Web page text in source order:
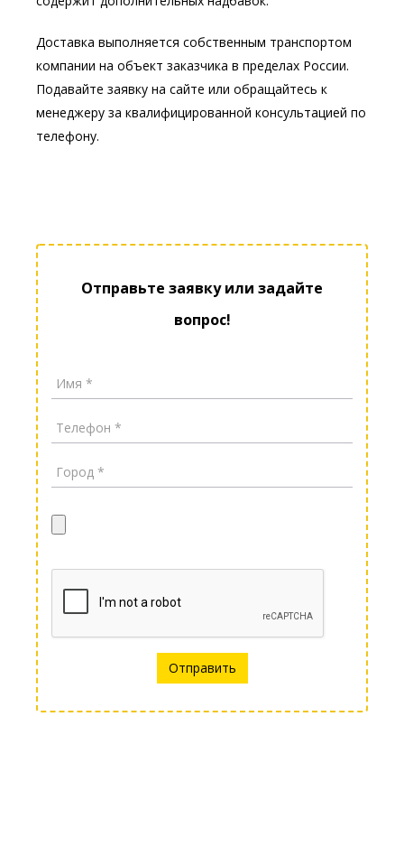
Доставка выполняется собственным транспортом
компании на объект заказчика в пределах России.
Подавайте заявку на сайте или обращайтесь к
менеджеру за квалифицированной консультацией по
телефону.
Отправьте заявку или задайте
вопрос!
Отправить